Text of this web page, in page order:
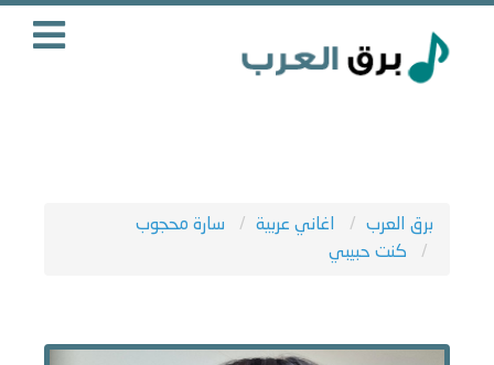
برق العرب اغاني عربية
سارة محجوب
كنت حبيبي